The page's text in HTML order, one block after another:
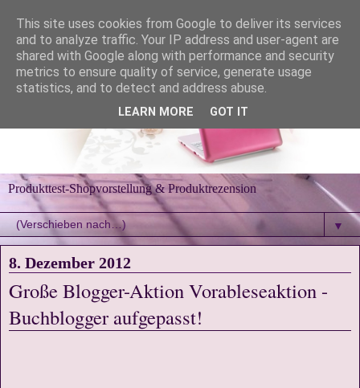
Produkttest-Shopvorstellung & Produktrezension
▼
8. Dezember 2012
Große Blogger-Aktion Vorableseaktion -
Buchblogger aufgepasst!
This site uses cookies from Google to deliver its services
and to analyze traffic. Your IP address and user-agent are
shared with Google along with performance and security
metrics to ensure quality of service, generate usage
statistics, and to detect and address abuse.
LEARN MORE GOT IT